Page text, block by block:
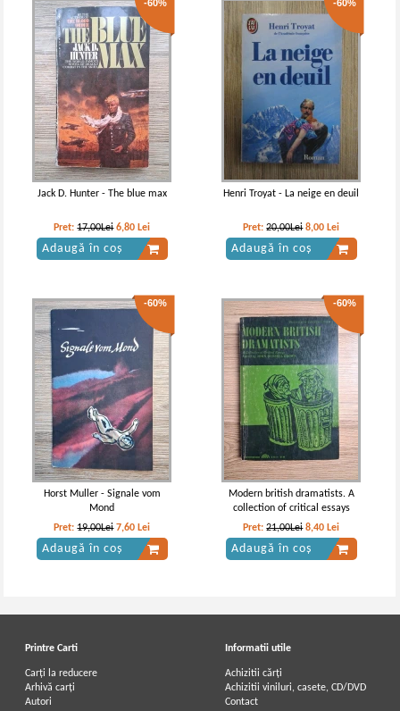
-60%
Jack D. Hunter - The blue max
Pret:17,00Lei 6,80 Lei
Adaugă în coș
-60%
Henri Troyat - La neige en deuil
Pret:20,00Lei 8,00 Lei
Adaugă în coș
-60%
Horst Muller - Signale vom
Mond
Pret:19,00Lei 7,60 Lei
Adaugă în coș
-60%
Modern british dramatists. A
collection of critical essays
Pret:21,00Lei 8,40 Lei
Adaugă în coș
Printre Carti
Carți la reducere
Arhivă carți
Autori
Informatii utile
Achizitii cărți
Achizitii viniluri, casete, CD/DVD
Contact